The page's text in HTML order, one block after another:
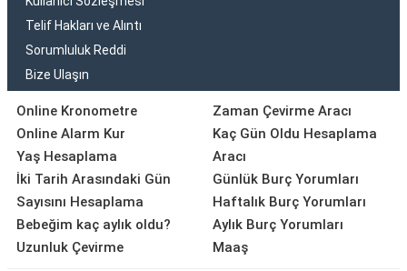
Telif Hakları ve Alıntı
Sorumluluk Reddi
Bize Ulaşın
Online Kronometre
Online Alarm Kur
Yaş Hesaplama
İki Tarih Arasındaki Gün
Sayısını Hesaplama
Bebeğim kaç aylık oldu?
Uzunluk Çevirme
Zaman Çevirme Aracı
Kaç Gün Oldu Hesaplama
Aracı
Günlük Burç Yorumları
Haftalık Burç Yorumları
Aylık Burç Yorumları
Maaş